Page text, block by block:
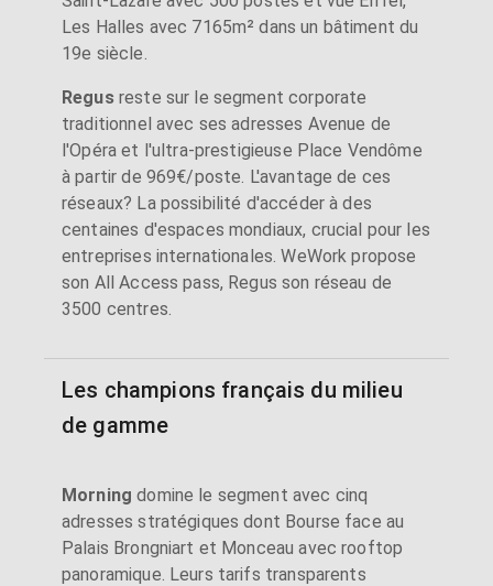
Les Halles avec 7165m² dans un bâtiment du
19e siècle.
Regusreste sur le segment corporate
traditionnel avec ses adresses Avenue de
l'Opéra et l'ultra-prestigieuse Place Vendôme
à partir de 969€/poste. L'avantage de ces
réseaux? La possibilité d'accéder à des
centaines d'espaces mondiaux, crucial pour les
entreprises internationales. WeWork propose
son All Access pass, Regus son réseau de
3500 centres.
Les champions français du milieu
de gamme
Morning domine le segment avec cinq
adresses stratégiques dont Bourse face au
Palais Brongniart et Monceau avec rooftop
panoramique. Leurs tarifs transparents